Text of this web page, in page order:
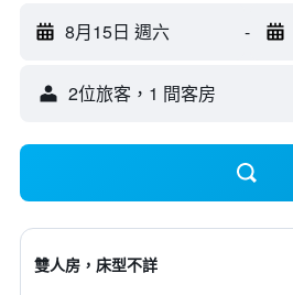
8月15日 週六 -
2位旅客，1 間客房
雙人房，床型不詳